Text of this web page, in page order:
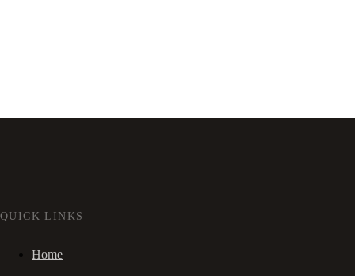
QUICK LINKS
Home